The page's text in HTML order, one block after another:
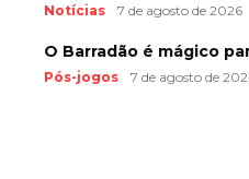
Notícias 7 de agosto de 2026
O Barradão é mágico
Pós-jogos 7 de agosto de